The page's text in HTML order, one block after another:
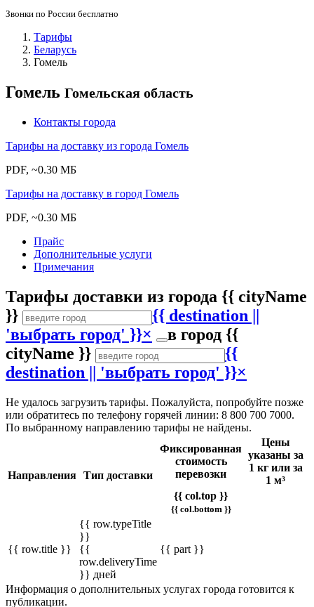
Звонки по России бесплатно
Тарифы
Беларусь
Гомель
Гомель Гомельская область
Контакты города
Тарифы на доставку из города Гомель
PDF, ~0.30 МБ
Тарифы на доставку в город Гомель
PDF, ~0.30 МБ
Прайс
Дополнительные услуги
Примечания
Тарифы доставки из города {{ cityName
}}
{{ destination ||
'выбрать город' }}× в город {{
cityName }}
{{
destination || 'выбрать город' }}×
Не удалось загрузить тарифы. Пожалуйста, попробуйте позже
или обратитесь по телефону горячей линии: 8 800 700 7000.
По выбранному направлению тарифы не найдены.
Направления Тип доставки
Фиксированная
стоимость
перевозки
Цены
указаны за
1 кг или за
1 м³
{{ col.top }}
{{ col.bottom }}
{{ row.title }}
{{ row.typeTitle
}}
{{
row.deliveryTime
}} дней
{{ part }}
Информация о дополнительных услугах города готовится к
публикации.